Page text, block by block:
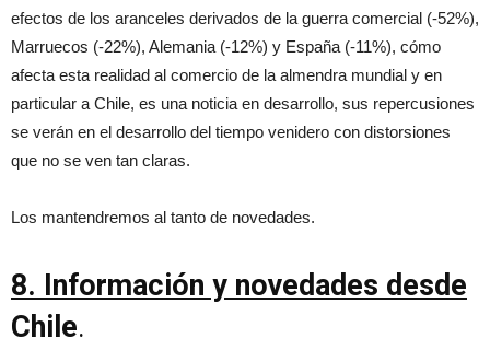
efectos de los aranceles derivados de la guerra comercial (-52%),
Marruecos (-22%), Alemania (-12%) y España (-11%), cómo
afecta esta realidad al comercio de la almendra mundial y en
particular a Chile, es una noticia en desarrollo, sus repercusiones
se verán en el desarrollo del tiempo venidero con distorsiones
que no se ven tan claras.
Los mantendremos al tanto de novedades.
8. Información y novedades desde
Chile.